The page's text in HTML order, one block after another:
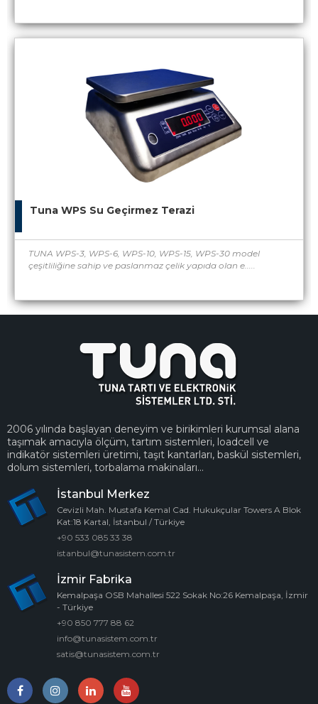
Tuna WPS Su Geçirmez Terazi
TUNA WPS-3, WPS-6, WPS-10, WPS-15, WPS-30 model
çeşitliliğine sahip ve paslanmaz çelik yapıda olan e.....
2006 yılında başlayan deneyim ve birikimleri kurumsal alana
taşımak amacıyla ölçüm, tartım sistemleri, loadcell ve
indikatör sistemleri üretimi, taşıt kantarları, baskül sistemleri,
dolum sistemleri, torbalama makinaları...
İstanbul Merkez
Cevizli Mah. Mustafa Kemal Cad. Hukukçular Towers A Blok
Kat:18 Kartal, İstanbul / Türkiye
+90 533 085 33 38
istanbul@tunasistem.com.tr
İzmir Fabrika
Kemalpaşa OSB Mahallesi 522 Sokak No:26 Kemalpaşa, İzmir
- Türkiye
+90 850 777 88 62
info@tunasistem.com.tr
satis@tunasistem.com.tr